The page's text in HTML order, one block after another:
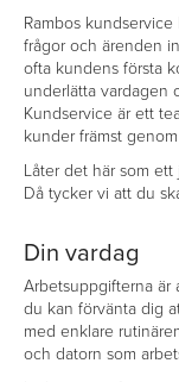
Rambos
frågor och ärenden
ofta kundens första
underlätta vardagen
Kundservice är ett
kunder främst
Låter det här som
Då tycker vi att du
Din vardag
Arbetsuppgifterna är
du kan förvänta dig
med enklare
och datorn som